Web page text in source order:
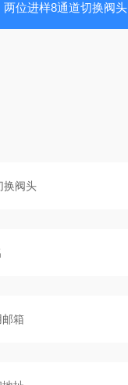
两位进样8通道切换阀头